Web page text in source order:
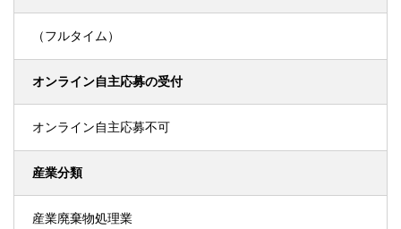
（フルタイム）
オンライン自主応募の受付
オンライン自主応募不可
産業分類
産業廃棄物処理業